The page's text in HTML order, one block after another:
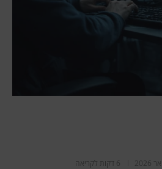
6 דקות לקריאה